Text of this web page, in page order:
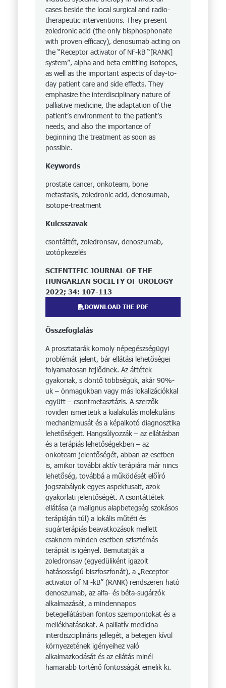
cases beside the local surgical and radio­
therapeutic interventions. They present
zoledronic acid (the only bisphosphonate
with proven efficacy), denosumab acting on
the “Receptor activator of NF-kB “[RANK]
system”, alpha and beta emitting isotopes,
as well as the important aspects of day-to-
day patient care and side effects. They
emphasize the interdisciplinary nature of
palliative medicine, the adaptation of the
patient’s environment to the patient’s
needs, and also the importance of
beginning the treatment as soon as
possible.
Keywords
prostate cancer, onkoteam, bone
metastasis, zoledronic acid, denosumab,
isotope-treatment
Kulcsszavak
csontáttét, zoledronsav, denoszumab,
izotópkezelés
SCIENTIFIC JOURNAL OF THE
HUNGARIAN SOCIETY OF UROLOGY
2022; 34: 107-113
DOWNLOAD THE PDF
Összefoglalás
A prosztatarák komoly népegészségügyi
problémát jelent, bár ellátási lehetőségei
folyamatosan fejlődnek. Az áttétek
gyakoriak, s döntő többségük, akár 90%-
uk – önmagukban vagy más lokalizációkkal
együtt – csontmetasztázis. A szerzők
röviden ismertetik a kialakulás molekuláris
mechanizmusát és a képalkotó diagnosztika
lehetőségeit. Hangsúlyozzák – az ellátásban
és a terápiás lehetőségekben – az
onkoteam jelentőségét, abban az esetben
is, amikor további aktív terápiára már nincs
lehetőség, továbbá a működését előíró
jogszabályok egyes aspektusait, azok
gyakorlati jelentőségét. A csontáttétek
ellátása (a malignus alapbetegség szokásos
terápiáján túl) a lokális műtéti és
sugárterápiás beavatkozások mellett
csaknem minden esetben szisztémás
terápiát is igényel. Bemutatják a
zoledronsav (egyedüliként igazolt
hatásosságú biszfoszfonát), a „Receptor
activator of NF-kB” (RANK) rendszeren ható
denoszumab, az alfa- és béta-sugárzók
alkalmazását, a mindennapos
betegellátásban fontos szempontokat és a
mellékhatásokat. A palliatív medicina
interdiszciplináris jellegét, a betegen kívül
környezetének igényeihez való
alkalmazkodását és az ellátás minél
hamarabb történő fontosságát emelik ki.